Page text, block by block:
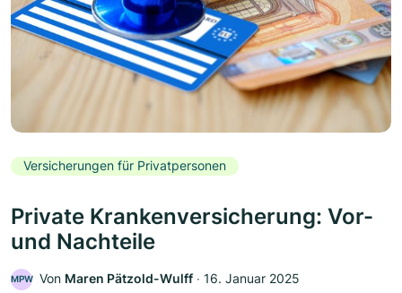
Versicherungen für Privatpersonen
Private Krankenversicherung: Vor-
und Nachteile
MPW Von Maren Pätzold-Wulff ‧ 16. Januar 2025